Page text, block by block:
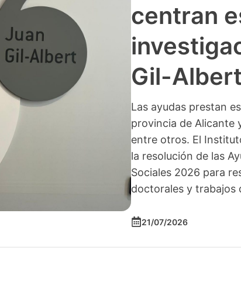
centran
Gil-Albert
Las ayudas prestan
provincia de Alicante
entre otros. El
la resolución de las
Sociales 2026 para
doctorales y trabajos
21/07/2026